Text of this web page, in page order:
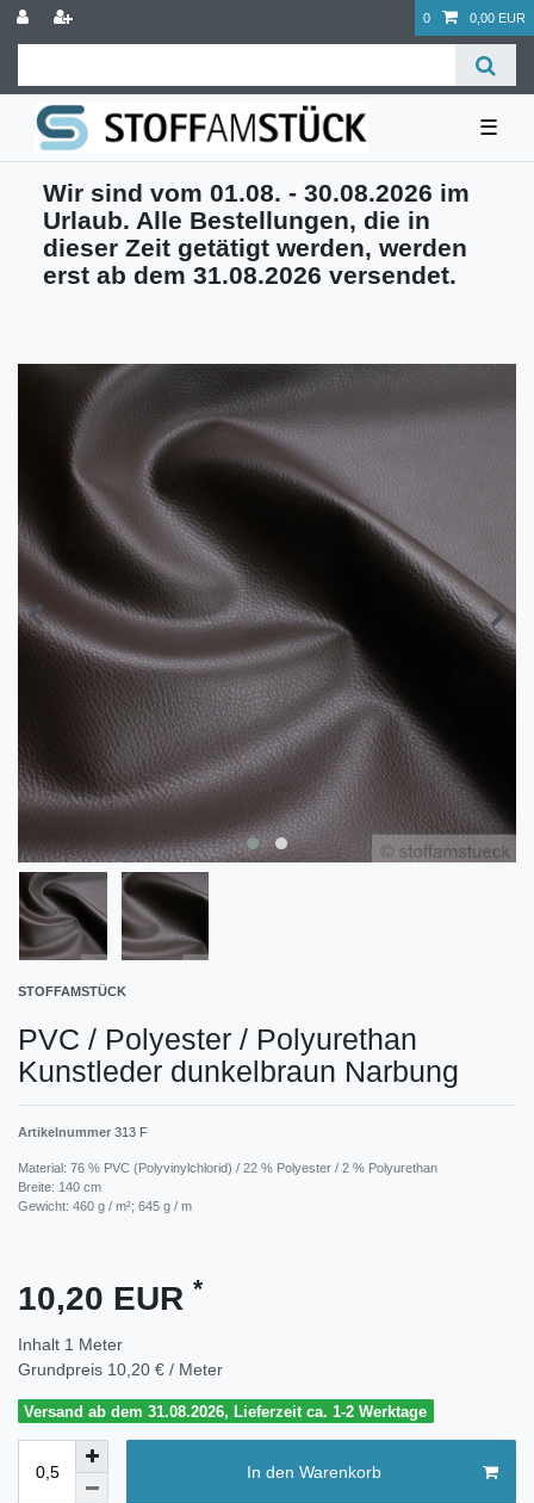
0 0,00 EUR
☰
Wir sind vom 01.08. - 30.08.2026 im
Urlaub. Alle Bestellungen, die in
dieser Zeit getätigt werden, werden
erst ab dem 31.08.2026 versendet.
STOFFAMSTÜCK
PVC / Polyester / Polyurethan
Kunstleder dunkelbraun Narbung
Artikelnummer 313 F
Material: 76 % PVC (Polyvinylchlorid) / 22 % Polyester / 2 % Polyurethan
Breite: 140 cm
Gewicht: 460 g / m²; 645 g / m
10,20 EUR *
Inhalt 1 Meter
Grundpreis 10,20 € / Meter
Versand ab dem 31.08.2026, Lieferzeit ca. 1-2 Werktage
In den Warenkorb